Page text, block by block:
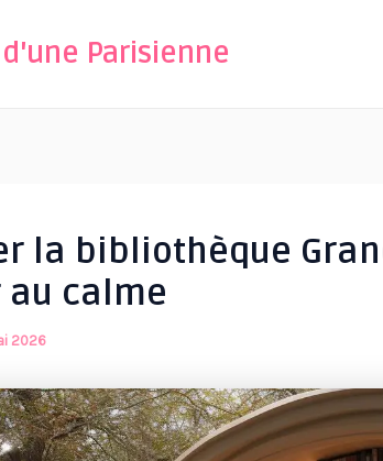
Parisienne
la bibliothèque
au calme
2026